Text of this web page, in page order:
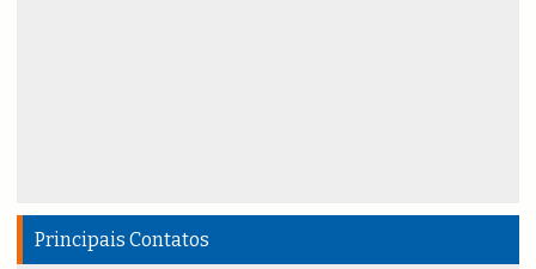
Principais Contatos